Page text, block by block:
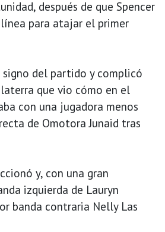
después de que Spencer
para atajar el primer
del partido y complicó
que vio cómo en el
con una jugadora menos
de Omotora Junaid tras
y, con una gran
izquierda de Lauryn
banda contraria Nelly Las